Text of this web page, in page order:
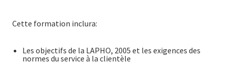
Cette formation inclura:
Les objectifs de la LAPHO, 2005 et les exigences des
normes du service à la clientèle